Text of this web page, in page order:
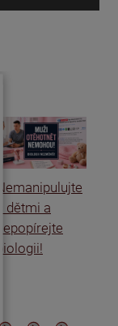
Nemanipulujte
s dětmi a
nepopírejte
biologii!